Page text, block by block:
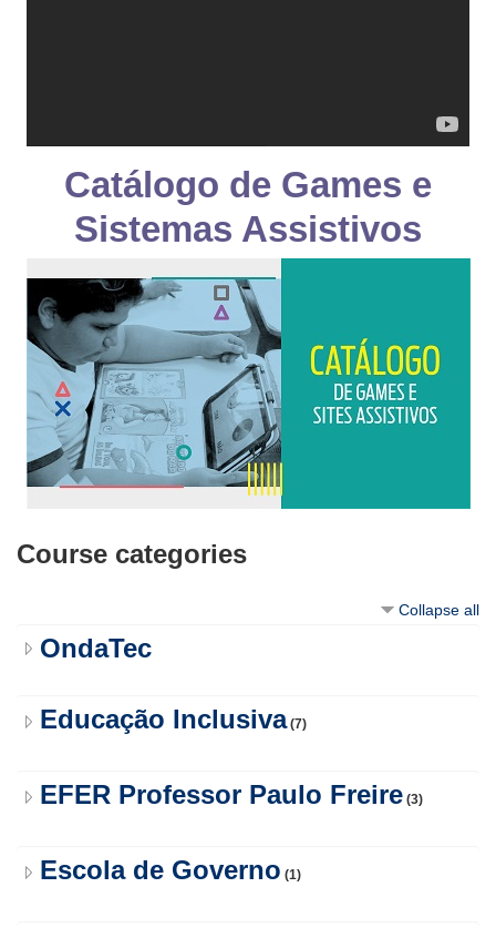
Catálogo de Games e
Sistemas Assistivos
Course categories
Collapse all
OndaTec
Educação Inclusiva(7)
EFER Professor Paulo Freire (3)
Escola de Governo (1)